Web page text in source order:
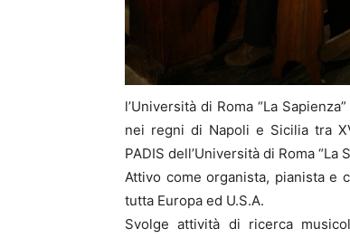
l’Università di Roma “La
nei regni di Napoli e Sicilia tra
PADIS dell’Università di Roma “La
Attivo come organista, pianista e
tutta Europa ed U.S.A.
Svolge attività di ricerca